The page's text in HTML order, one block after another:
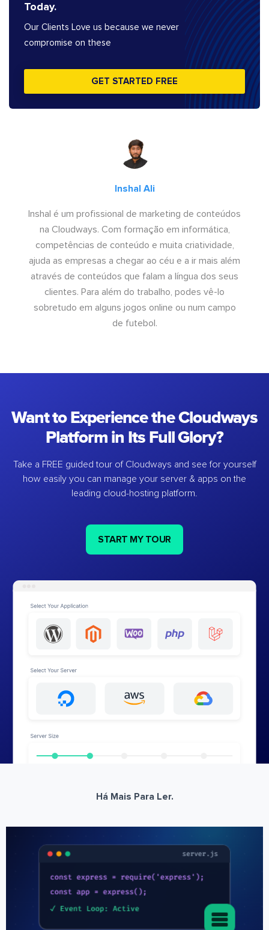
Today.
Our Clients Love us because we never
compromise on these
GET STARTED FREE
Inshal Ali
Inshal é um profissional de marketing de conteúdos
na Cloudways. Com formação em informática,
competências de conteúdo e muita criatividade,
ajuda as empresas a chegar ao céu e a ir mais além
através de conteúdos que falam a língua dos seus
clientes. Para além do trabalho, podes vê-lo
sobretudo em alguns jogos online ou num campo
de futebol.
Want to Experience the Cloudways
Platform in Its Full Glory?
Take a FREE guided tour of Cloudways and see for yourself
how easily you can manage your server & apps on the
leading cloud-hosting platform.
START MY TOUR
Há Mais Para Ler.